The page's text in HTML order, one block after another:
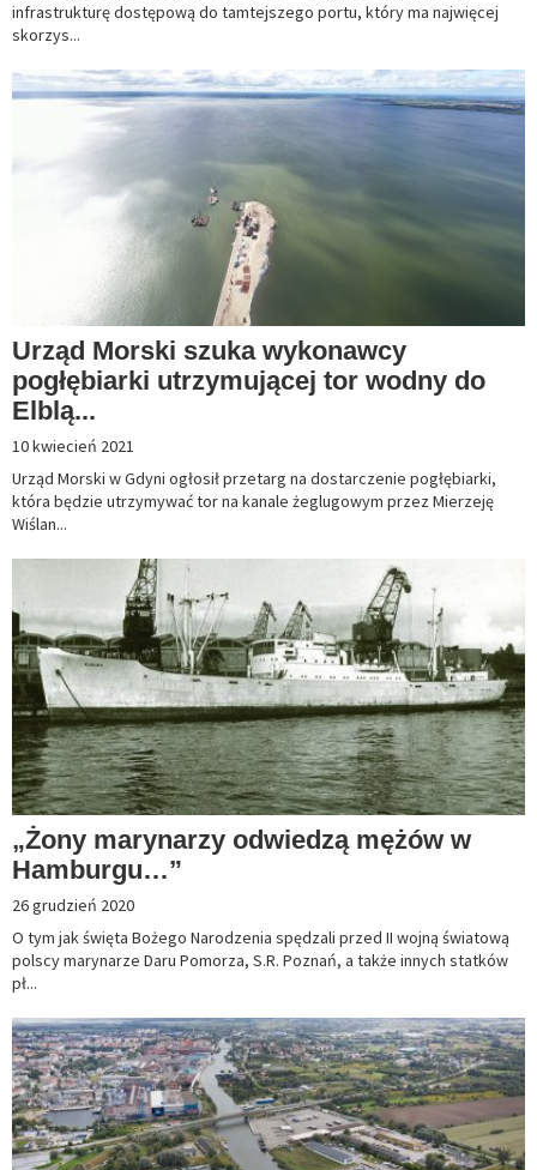
infrastrukturę dostępową do tamtejszego portu, który ma najwięcej
skorzys...
Urząd Morski szuka wykonawcy
pogłębiarki utrzymującej tor wodny do
Elblą...
10 kwiecień 2021
Urząd Morski w Gdyni ogłosił przetarg na dostarczenie pogłębiarki,
która będzie utrzymywać tor na kanale żeglugowym przez Mierzeję
Wiślan...
„Żony marynarzy odwiedzą mężów w
Hamburgu…”
26 grudzień 2020
O tym jak święta Bożego Narodzenia spędzali przed II wojną światową
polscy marynarze Daru Pomorza, S.R. Poznań, a także innych statków
pł...